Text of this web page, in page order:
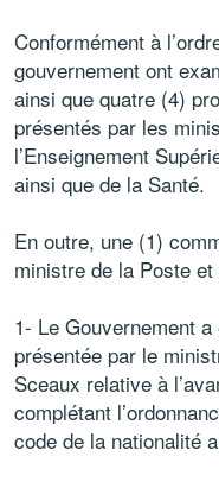
Conformément à
gouvernement ont
ainsi que quatre (4)
présentés par les
l’Enseignement
ainsi que de la Santé.
En outre, une (1)
ministre de la Poste
1- Le Gouvernement
présentée par le
Sceaux relative à
complétant
code de la nationalité